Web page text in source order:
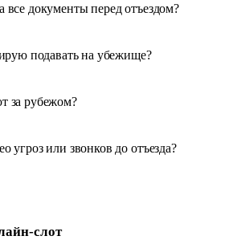
документы перед отъездом?
подавать на убежище?
за рубежом?
угроз или звонков до отъезда?
слот